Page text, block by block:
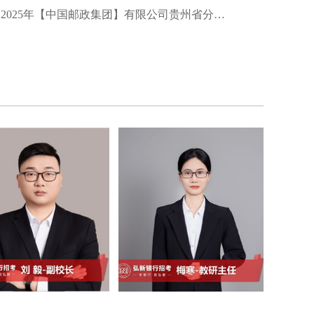
2025年【中国邮政集团】有限公司贵州省分公司夏季招聘启事